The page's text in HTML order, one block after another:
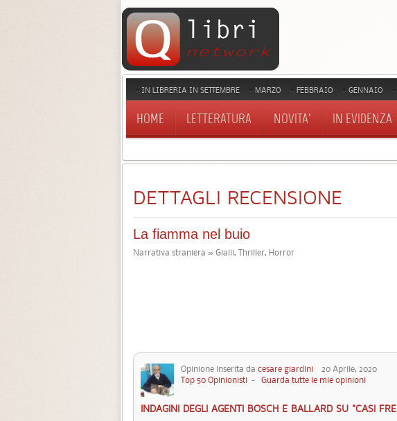
IN LIBRERIA IN SETTEMBRE MARZO FEBBRAIO GENNAIO
HOME LETTERATURA NOVITA' IN EVIDENZA
DETTAGLI RECENSIONE
La fiamma nel buio
Narrativa straniera » Gialli, Thriller, Horror
Opinione inserita da cesare giardini 20 Aprile, 2020
Top 50 Opinionisti - Guarda tutte le mie opinioni
INDAGINI DEGLI AGENTI BOSCH E BALLARD SU "CASI FRE